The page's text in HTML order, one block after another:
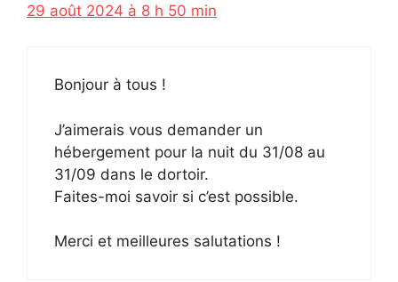
29 août 2024 à 8 h 50 min
Bonjour à tous !
J’aimerais vous demander un
hébergement pour la nuit du 31/08 au
31/09 dans le dortoir.
Faites-moi savoir si c’est possible.
Merci et meilleures salutations !